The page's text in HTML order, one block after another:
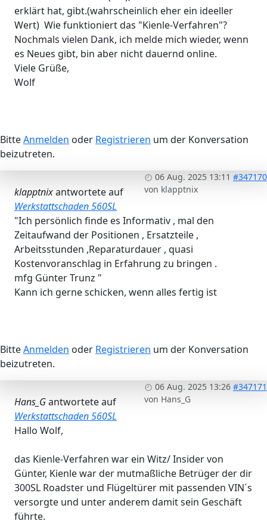
erklärt hat, gibt.(wahrscheinlich eher ein ideeller
Wert) Wie funktioniert das "Kienle-Verfahren"?
Nochmals vielen Dank, ich melde mich wieder, wenn
es Neues gibt, bin aber nicht dauernd online.
Viele Grüße,
Wolf
BitteAnmelden oder Registrieren um der Konversation
beizutreten.
06 Aug. 2025 13:11 #347170
von klapptnix
klapptnixantwortete auf
Werkstattschaden 560SL
"Ich persönlich finde es Informativ , mal den
Zeitaufwand der Positionen , Ersatzteile ,
Arbeitsstunden ,Reparaturdauer , quasi
Kostenvoranschlag in Erfahrung zu bringen .
mfg Günter Trunz "
Kann ich gerne schicken, wenn alles fertig ist
BitteAnmelden oder Registrieren um der Konversation
beizutreten.
06 Aug. 2025 13:26 #347171
von Hans_G
Hans_Gantwortete auf
Werkstattschaden 560SL
Hallo Wolf,
das Kienle-Verfahren war ein Witz/ Insider von
Günter, Kienle war der mutmaßliche Betrüger der dir
300SL Roadster und Flügeltürer mit passenden VIN´s
versorgte und unter anderem damit sein Geschäft
führte.